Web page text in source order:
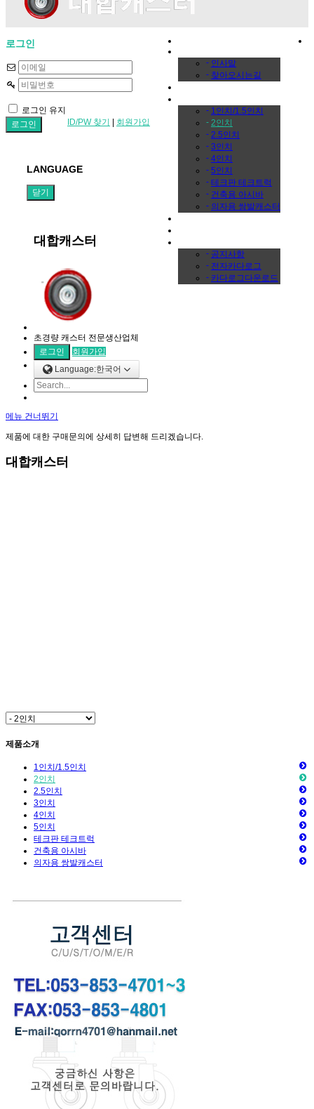
- 인사말
- 찾아오시는길
- 1인치/1.5인치
- 2인치
- 2.5인치
- 3인치
- 4인치
- 5인치
- 테크판 테크트럭
- 건축용 아시바
- 의자용 쌍발캐스터
- 공지사항
- 전자카다로그
- 카다로그다운로드
로그인
로그인 유지
ID/PW 찾기
회원가입
LANGUAGE
닫기
대합캐스터
초경량 캐스터 전문생산업체
로그인
회원가입
Language:한국어
메뉴 건너뛰기
제품에 대한 구매문의에 상세히 답변해 드리겠습니다.
대합캐스터
제품소개
1인치/1.5인치
2인치
2.5인치
3인치
4인치
5인치
테크판 테크트럭
건축용 아시바
의자용 쌍발캐스터